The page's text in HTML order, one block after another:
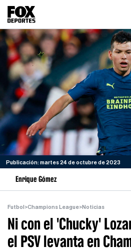
Publicación: martes 24 de octubre de 2023
Enrique Gómez
Futbol >Champions League>Noticias
Ni con el 'Chucky'
el PSV levanta en